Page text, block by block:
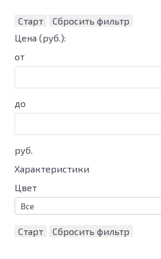
Старт
Сбросить фильтр
Цена (руб.):
от
до
руб.
Характеристики
Цвет
Старт Сбросить фильтр